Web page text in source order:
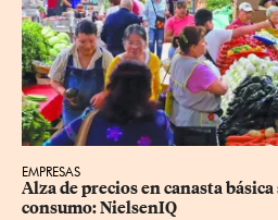
EMPRESAS
Alza de precios en canasta
consumo: NielsenIQ